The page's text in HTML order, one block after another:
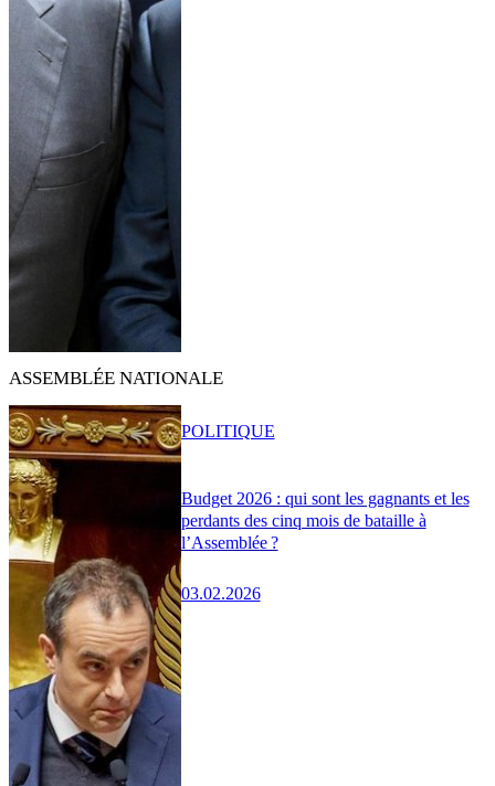
ASSEMBLÉE NATIONALE
Budget 2026 : qui sont les gagnants et les
perdants des cinq mois de bataille à
l’Assemblée ?
03.02.2026
POLITIQUE